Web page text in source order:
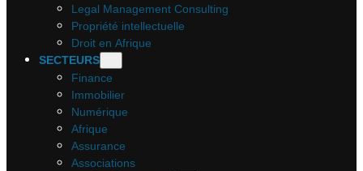
Legal Management Consulting
Propriété intellectuelle
Droit en Afrique
SECTEURS
Finance
Immobilier
Numérique
Afrique
Assurance
Associations